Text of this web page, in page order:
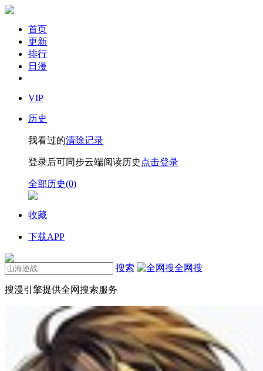
首页
更新
排行
日漫
VIP
历史
我看过的清除记录
登录后可同步云端阅读历史 点击登录
全部历史(0)
收藏
下载APP
搜索 全网搜
搜漫引擎提供全网搜索服务